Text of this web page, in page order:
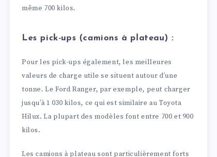
même 700 kilos.
Les pick-ups (camions à plateau) :
Pour les pick-ups également, les meilleures
valeurs de charge utile se situent autour d’une
tonne. Le Ford Ranger, par exemple, peut charger
jusqu’à 1 030 kilos, ce qui est similaire au Toyota
Hilux. La plupart des modèles font entre 700 et 900
kilos.
Les camions à plateau sont particulièrement forts